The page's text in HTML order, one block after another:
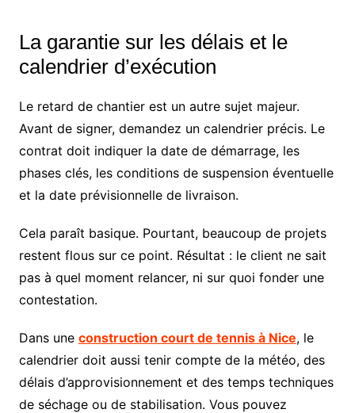
La garantie sur les délais et le
calendrier d’exécution
Le retard de chantier est un autre sujet majeur.
Avant de signer, demandez un calendrier précis. Le
contrat doit indiquer la date de démarrage, les
phases clés, les conditions de suspension éventuelle
et la date prévisionnelle de livraison.
Cela paraît basique. Pourtant, beaucoup de projets
restent flous sur ce point. Résultat : le client ne sait
pas à quel moment relancer, ni sur quoi fonder une
contestation.
Dans une construction court de tennis à Nice, le
calendrier doit aussi tenir compte de la météo, des
délais d’approvisionnement et des temps techniques
de séchage ou de stabilisation. Vous pouvez